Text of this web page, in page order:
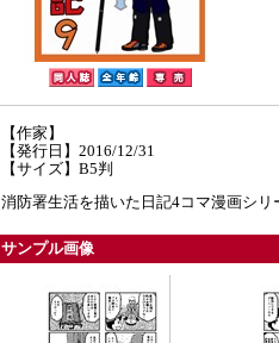
【作家】
【発行日】2016/12/31
【サイズ】B5判
消防署生活を描いた日記4コマ漫画シ
サンプル画像